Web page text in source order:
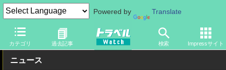
Powered by Translate
カテゴリ 過去記事 検索 Impressサイト
トラベル Watch 旅の情報 カード・電子マネー クレジットカー
ニュース